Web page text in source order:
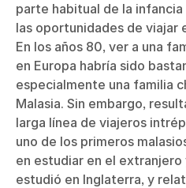
parte habitual de la infancia
las oportunidades de viajar
En los años 80, ver a una
en Europa habría sido
especialmente una familia
Malasia. Sin embargo,
larga línea de viajeros
uno de los primeros
en estudiar en el extranjero
estudió en Inglaterra, y